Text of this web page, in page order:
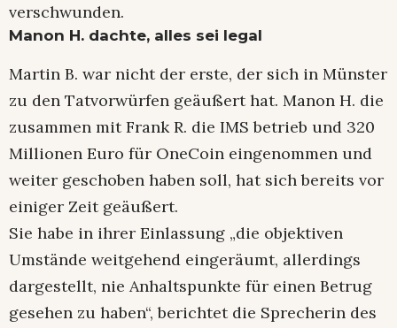
verschwunden.
Manon H. dachte, alles sei legal
Martin B. war nicht der erste, der sich in Münster
zu den Tatvorwürfen geäußert hat. Manon H. die
zusammen mit Frank R. die IMS betrieb und 320
Millionen Euro für OneCoin eingenommen und
weiter geschoben haben soll, hat sich bereits vor
einiger Zeit geäußert.
Sie habe in ihrer Einlassung „die objektiven
Umstände weitgehend eingeräumt, allerdings
dargestellt, nie Anhaltspunkte für einen Betrug
gesehen zu haben“, berichtet die Sprecherin des